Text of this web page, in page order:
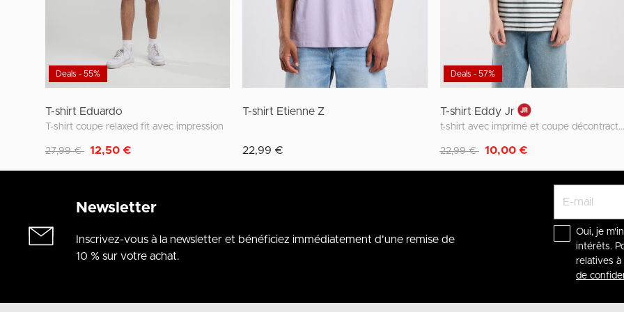
Deals - 55%
T-shirt Eduardo
T-shirt coupe relaxed fit avec impression
Remise de
27,99 € 12,50 €
T-shirt Etienne Z
22,99 €
Deals - 57%
T-shirt Eddy Jr
t-shirt avec imprimé et coupe décontractée
Remise de
22,99 € 10,00 €
Newsletter
Inscrivez-vous à la newsletter et bénéficiez immédiatement d'une remise de
10 % sur votre achat.
Oui, je
intérêts.
relatives à
de